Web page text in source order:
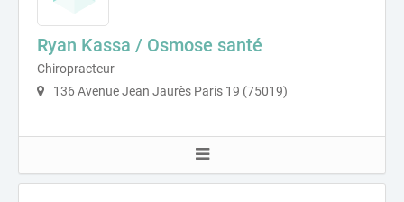
Ryan Kassa / Osmose santé
Chiropracteur
136 Avenue Jean Jaurès Paris 19 (75019)